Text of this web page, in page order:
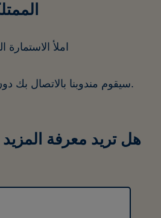
املأ
سيقوم مندوبنا بالاتصال بك دون تأخير وترتيب لقاء.
هل تريد معرفة